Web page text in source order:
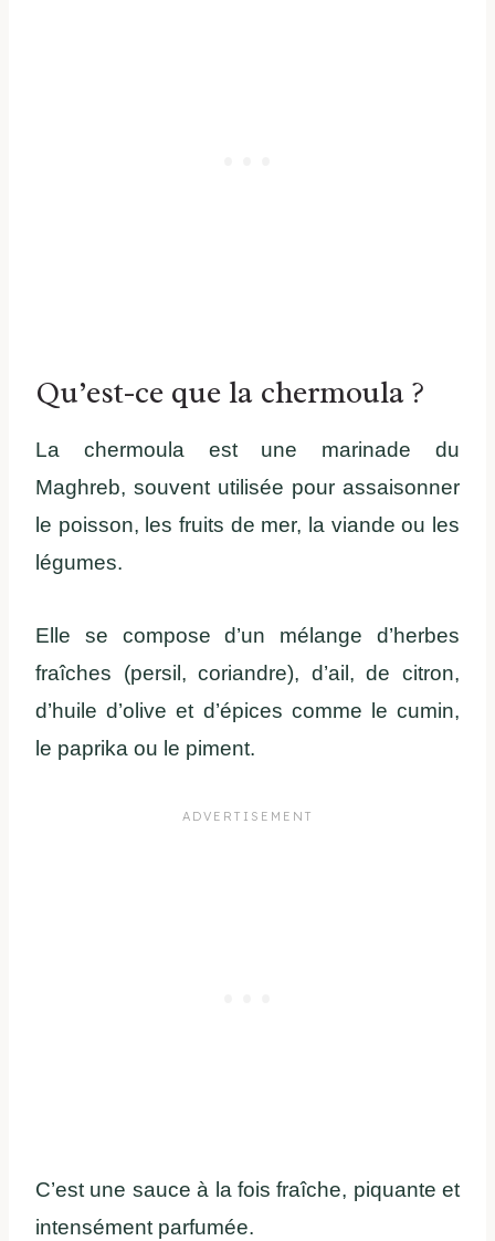
Qu’est-ce que la chermoula ?
La chermoula est une marinade du
Maghreb, souvent utilisée pour assaisonner
le poisson, les fruits de mer, la viande ou les
légumes.
Elle se compose d’un mélange d’herbes
fraîches (persil, coriandre), d’ail, de citron,
d’huile d’olive et d’épices comme le cumin,
le paprika ou le piment.
C’est une sauce à la fois fraîche, piquante et
intensément parfumée.